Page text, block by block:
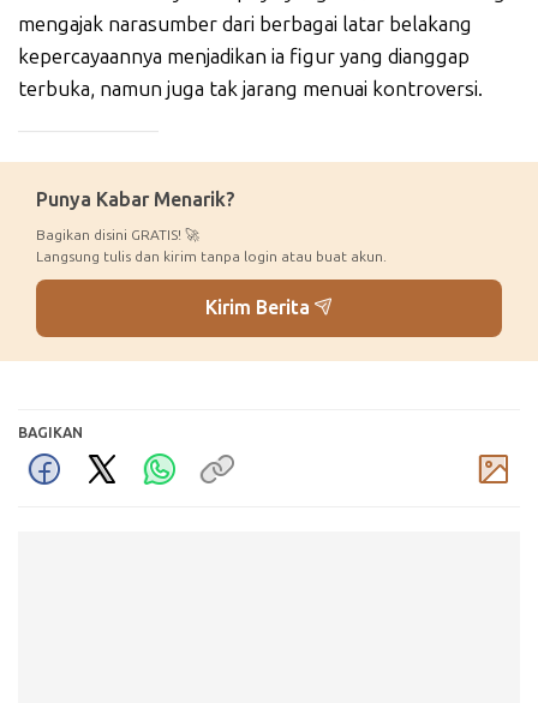
mengajak narasumber dari berbagai latar belakang
kepercayaannya menjadikan ia figur yang dianggap
terbuka, namun juga tak jarang menuai kontroversi.
Punya Kabar Menarik?
Bagikan disini GRATIS! 🚀
Langsung tulis dan kirim tanpa login atau buat akun.
Kirim Berita
BAGIKAN